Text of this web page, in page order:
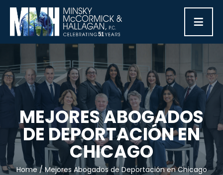
≡
MEJORES ABOGADOS
DE DEPORTACIÓN EN
CHICAGO
Home/Mejores Abogados de Deportación en Chicago